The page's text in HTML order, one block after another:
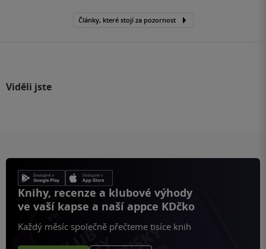
Články, které stojí za pozornost
Viděli jste
Knihy, recenze a klubové výhody
ve vaší kapse a naší appce KDčko
Každý měsíc společně přečteme tisíce knih